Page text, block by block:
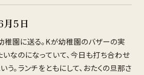
5日
稚園に送る。Kが幼稚園のバザーの実
なのになっていて、今日も打ち合わせ
う。ランチをともにして、おたくの旦那さ